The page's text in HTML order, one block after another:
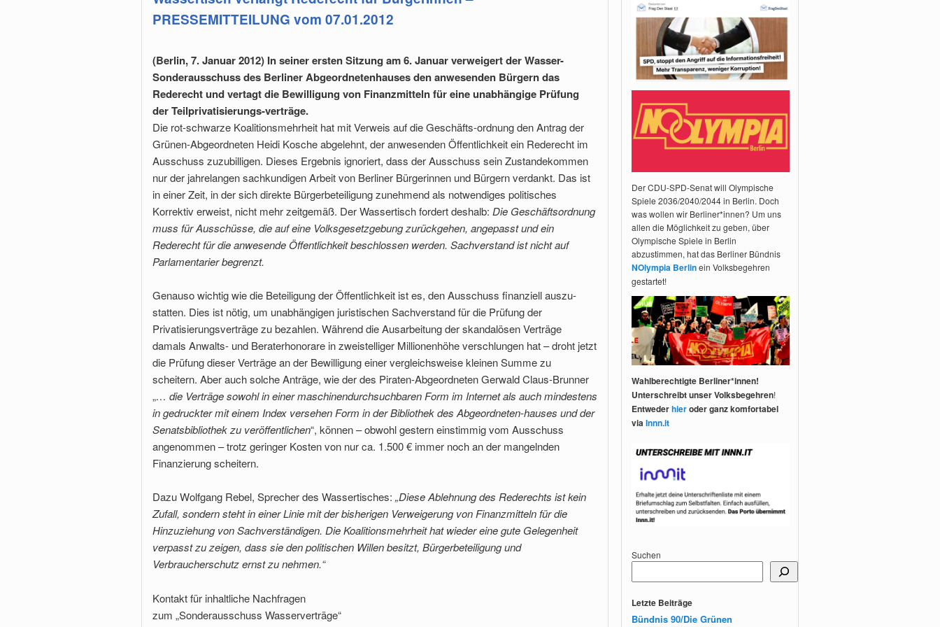
PRESSEMITTEILUNG vom 07.01.2012
(Berlin, 7. Januar 2012) In seiner ersten Sitzung am 6. Januar verweigert der Wasser-
Sonderausschuss des Berliner Abgeordnetenhauses den anwesenden Bürgern das
Rederecht und vertagt die Bewilligung von Finanzmitteln für eine unabhängige Prüfung
der Teilprivatisierungs-verträge.
Die rot-schwarze Koalitionsmehrheit hat mit Verweis auf die Geschäfts-ordnung den Antrag der
Grünen-Abgeordneten Heidi Kosche abgelehnt, der anwesenden Öffentlichkeit ein Rederecht im
Ausschuss zuzubilligen. Dieses Ergebnis ignoriert, dass der Ausschuss sein Zustandekommen
nur der jahrelangen sachkundigen Arbeit von Berliner Bürgerinnen und Bürgern verdankt. Das ist
in einer Zeit, in der sich direkte Bürgerbeteiligung zunehmend als notwendiges politisches
Korrektiv erweist, nicht mehr zeitgemäß. Der Wassertisch fordert deshalb: Die Geschäftsordnung
muss für Ausschüsse, die auf eine Volksgesetzgebung zurückgehen, angepasst und ein
Rederecht für die anwesende Öffentlichkeit beschlossen werden. Sachverstand ist nicht auf
Parlamentarier begrenzt.
Genauso wichtig wie die Beteiligung der Öffentlichkeit ist es, den Ausschuss finanziell auszu-
statten. Dies ist nötig, um unabhängigen juristischen Sachverstand für die Prüfung der
Privatisierungsverträge zu bezahlen. Während die Ausarbeitung der skandalösen Verträge
damals Anwalts- und Beraterhonorare in zweistelliger Millionenhöhe verschlungen hat – droht jetzt
die Prüfung dieser Verträge an der Bewilligung einer vergleichsweise kleinen Summe zu
scheitern. Aber auch solche Anträge, wie der des Piraten-Abgeordneten Gerwald Claus-Brunner
„… die Verträge sowohl in einer maschinendurchsuchbaren Form im Internet als auch mindestens
in gedruckter mit einem Index versehen Form in der Bibliothek des Abgeordneten-hauses und der
Senatsbibliothek zu veröffentlichen“, können – obwohl gestern einstimmig vom Ausschuss
angenommen – trotz geringer Kosten von nur ca. 1.500 € immer noch an der mangelnden
Finanzierung scheitern.
Dazu Wolfgang Rebel, Sprecher des Wassertisches: „Diese Ablehnung des Rederechts ist kein
Zufall, sondern steht in einer Linie mit der bisherigen Verweigerung von Finanzmitteln für die
Hinzuziehung von Sachverständigen. Die Koalitionsmehrheit hat wieder eine gute Gelegenheit
verpasst zu zeigen, dass sie den politischen Willen besitzt, Bürgerbeteiligung und
Verbraucherschutz ernst zu nehmen.“
Kontakt für inhaltliche Nachfragen
zum „Sonderausschuss Wasserverträge“
Der CDU-SPD-Senat will Olympische
Spiele 2036/2040/2044 in Berlin. Doch
was wollen wir Berliner*innen? Um uns
allen die Möglichkeit zu geben, über
Olympische Spiele in Berlin
abzustimmen, hat das Berliner Bündnis
NOlympia Berlinein Volksbegehren
gestartet!
Wahlberechtigte Berliner*innen!
Unterschreibt unser Volksbegehren!
Entwederhieroder ganz komfortabel
viaInnn.it
Suchen
Letzte Beiträge
Bündnis 90/Die Grünen